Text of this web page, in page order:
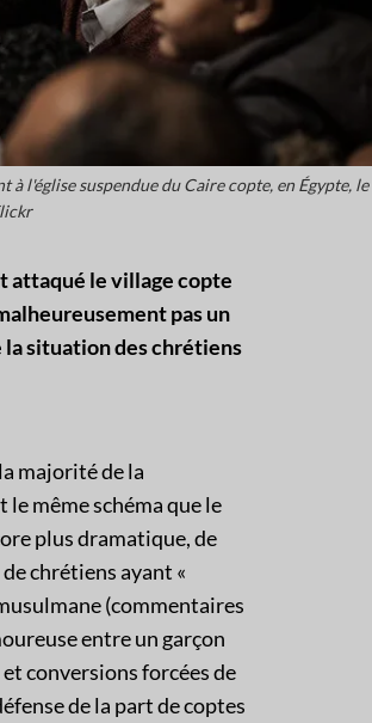
l'église suspendue du Caire copte, en Égypte, le
attaqué le village copte
pas un
situation des chrétiens
majorité de la
même schéma que le
plus dramatique, de
chrétiens ayant «
(commentaires
entre un garçon
conversions forcées de
de la part de coptes